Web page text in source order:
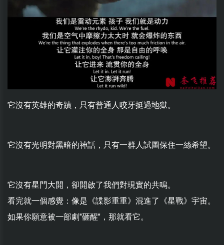
它沒有英雄的奇蹟，只有普通人咬牙挺過地獄。
它沒有光明對黑暗的神話，只有一群人試圖保住一絲希望。
它沒有星門大開，卻開啟了我們對現實的共鳴。
看完就一個感覺：像是《諜影重重》混進了《星戰》宇宙。
如果你願意被一部劇"砸醒"，那就看它。